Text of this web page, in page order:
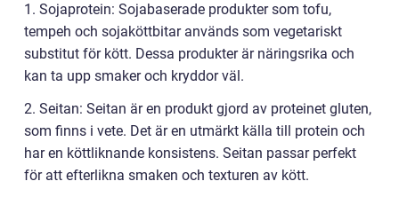
1. Sojaprotein: Sojabaserade produkter som tofu,
tempeh och sojaköttbitar används som vegetariskt
substitut för kött. Dessa produkter är näringsrika och
kan ta upp smaker och kryddor väl.
2. Seitan: Seitan är en produkt gjord av proteinet gluten,
som finns i vete. Det är en utmärkt källa till protein och
har en köttliknande konsistens. Seitan passar perfekt
för att efterlikna smaken och texturen av kött.